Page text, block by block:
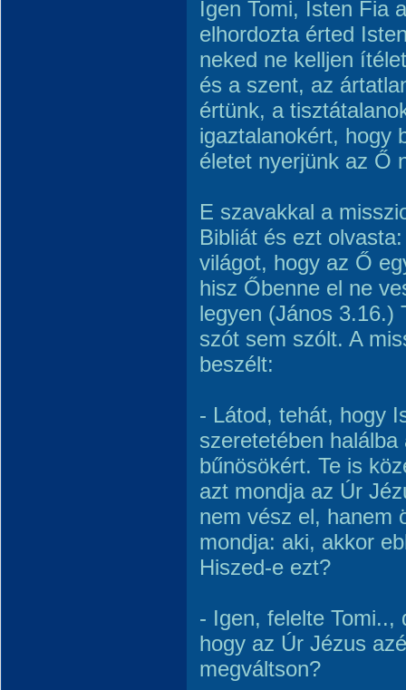
Igen Tomi, Isten Fia
elhordozta érted
neked ne kelljen
és a szent, az
értünk, a
igaztalanokért, hogy
életet nyerjünk az Ő
E szavakkal a
Bibliát és ezt
világot, hogy az Ő
hisz Őbenne el ne
legyen (János 3.16.)
szót sem szólt. A
beszélt:
- Látod, tehát, hogy
szeretetében
bűnösökért. Te is
azt mondja az Úr
nem vész el, hanem
mondja: aki, akkor
Hiszed-e ezt?
- Igen, felelte Tomi..,
hogy az Úr Jézus
megváltson?